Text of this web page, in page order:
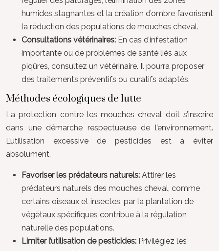
humides stagnantes et la création d’ombre favorisent
la réduction des populations de mouches cheval.
Consultations vétérinaires: En cas d’infestation
importante ou de problèmes de santé liés aux
piqûres, consultez un vétérinaire. Il pourra proposer
des traitements préventifs ou curatifs adaptés.
Méthodes écologiques de lutte
La protection contre les mouches cheval doit s’inscrire
dans une démarche respectueuse de l’environnement.
L’utilisation excessive de pesticides est à éviter
absolument.
Favoriser les prédateurs naturels: Attirer les
prédateurs naturels des mouches cheval, comme
certains oiseaux et insectes, par la plantation de
végétaux spécifiques contribue à la régulation
naturelle des populations.
Limiter l’utilisation de pesticides: Privilégiez les